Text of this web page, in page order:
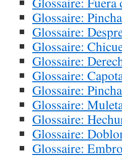
Glossaire:
Glossaire:
Glossaire:
Glossaire:
Glossaire:
Glossaire:
Glossaire:
Glossaire:
Glossaire:
Glossaire: